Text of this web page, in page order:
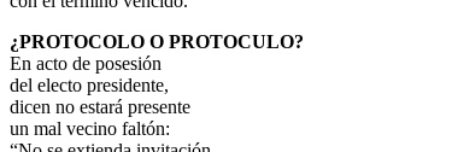
¿PROTOCOLO O PROTOCULO?
En acto de posesión
del electo presidente,
dicen no estará presente
un mal vecino faltón: